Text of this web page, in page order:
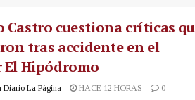
Castro cuestiona críticas
tras accidente en el
El Hipódromo
Diario La Página HACE 12 HORAS 0